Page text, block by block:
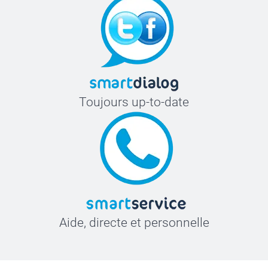
Toujours up-to-date
Aide, directe et personnelle